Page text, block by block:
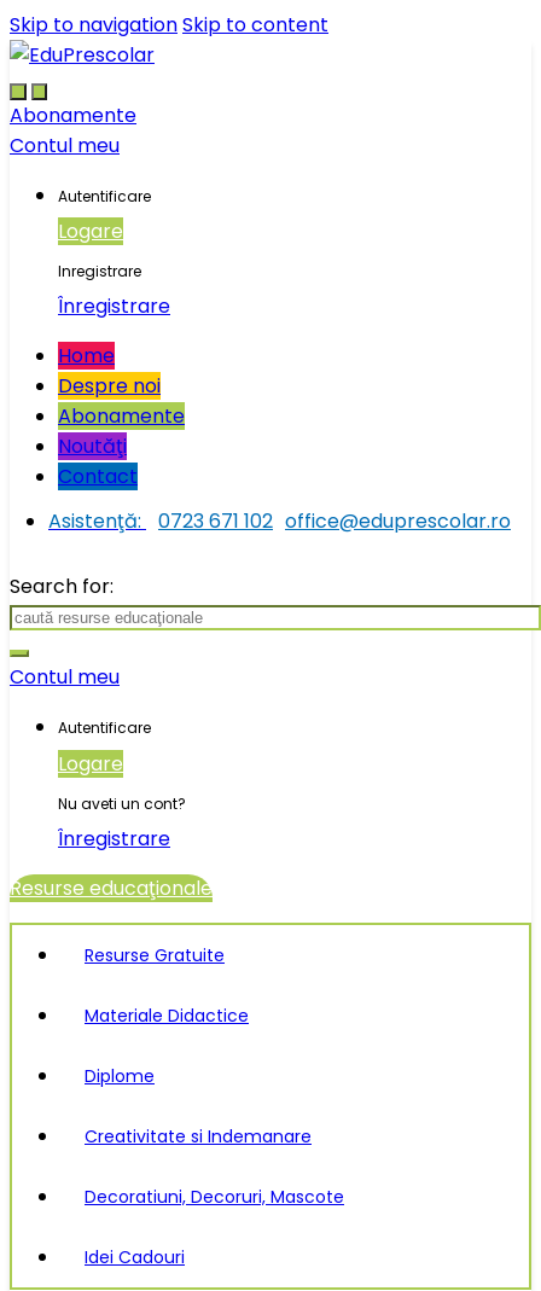
Skip to navigationSkip to content
Abonamente
Contul meu
Autentificare
Logare
Inregistrare
Înregistrare
Home
Despre noi
Abonamente
Noutăţi
Contact
Asistenţă:
0723 671 102 office@eduprescolar.ro
Search for:
Contul meu
Autentificare
Logare
Nu aveti un cont?
Înregistrare
Resurse educaţionale
Resurse Gratuite
Materiale Didactice
Diplome
Creativitate si Indemanare
Decoratiuni, Decoruri, Mascote
Idei Cadouri